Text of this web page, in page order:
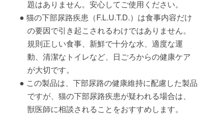
題はありません。安心してご使用ください。
猫の下部尿路疾患（F.L.U.T.D.）は食事内容だけ
の要因で引き起こされるわけではありません。
規則正しい食事、新鮮で十分な水、適度な運
動、清潔なトイレなど、日ごろからの健康ケア
が大切です。
この製品は、下部尿路の健康維持に配慮した製品
ですが、猫の下部尿路疾患が疑われる場合は、
獣医師に相談されることをおすすめします。